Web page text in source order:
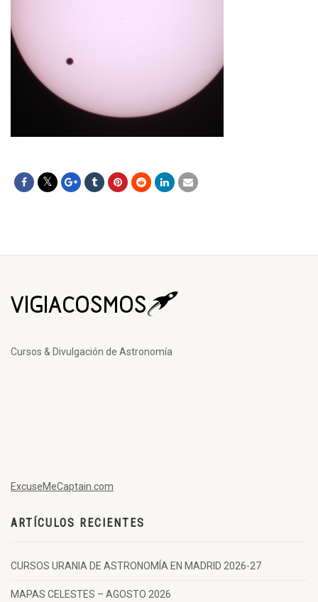
Cursos & Divulgación de Astronomía
ExcuseMeCaptain.com
ARTÍCULOS RECIENTES
CURSOS URANIA DE ASTRONOMÍA EN MADRID 2026-27
MAPAS CELESTES – AGOSTO 2026